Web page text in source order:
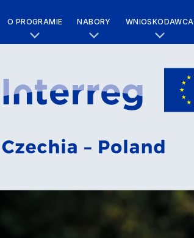
O PROGRAMIE NABORY WNIOSKODAWCA